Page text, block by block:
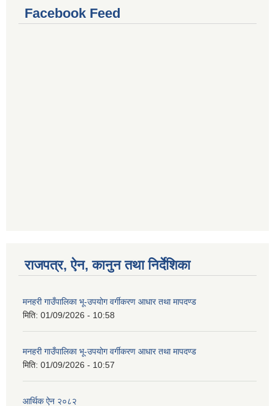
Facebook Feed
राजपत्र, ऐन, कानुन तथा निर्देशिका
मनहरी गाउँपालिका भू-उपयोग वर्गीकरण आधार तथा मापदण्ड
मिति: 01/09/2026 - 10:58
मनहरी गाउँपालिका भू-उपयोग वर्गीकरण आधार तथा मापदण्ड
मिति: 01/09/2026 - 10:57
आर्थिक ऐन २०८२